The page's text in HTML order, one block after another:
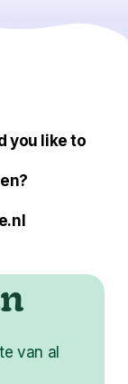
you like to
van al